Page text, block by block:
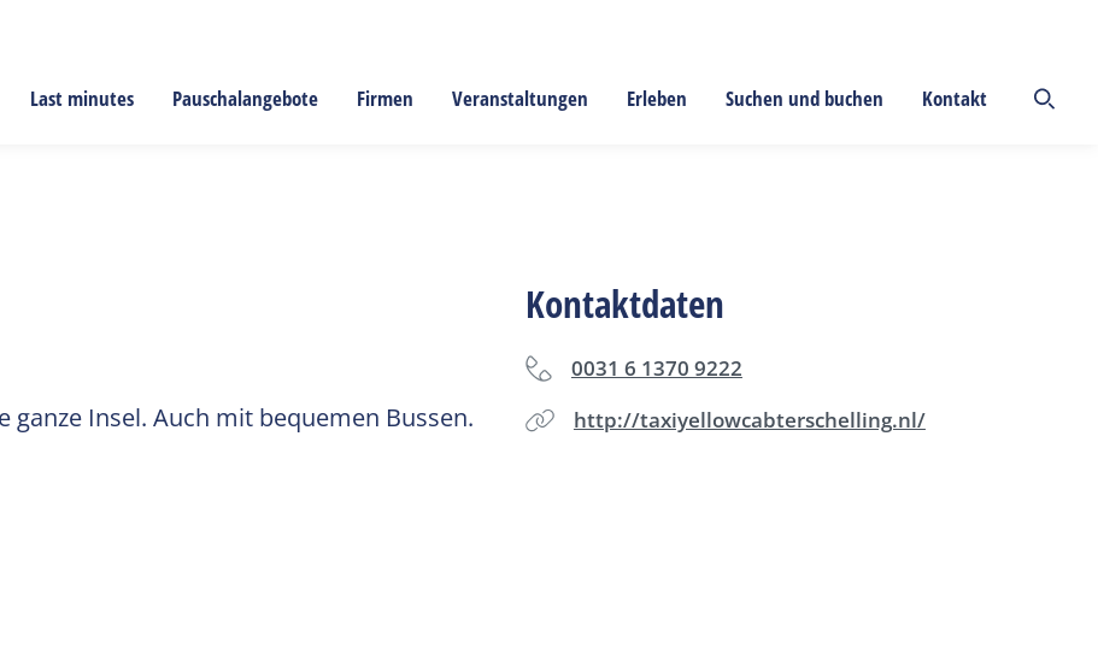
Last minutes Pauschalangebote Firmen Veranstaltungen Erleben Suchen und buchen Kontakt
Insel. Auch mit bequemen Bussen.
Kontaktdaten
0031 6 1370 9222
http://taxiyellowcabterschelling.nl/